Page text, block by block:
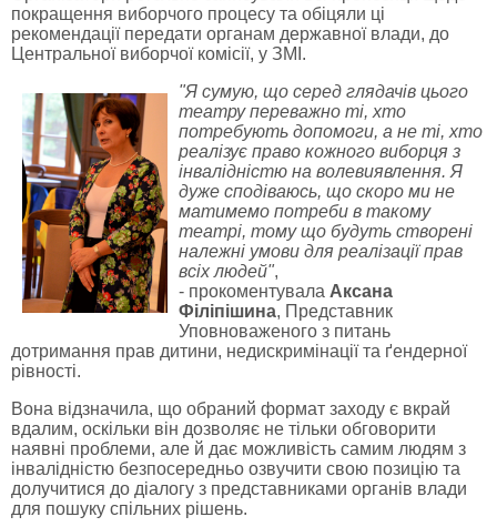
покращення виборчого процесу та обіцяли ці
рекомендації передати органам державної влади, до
Центральної виборчої комісії, у ЗМІ.
"Я сумую, що серед глядачів цього
театру переважно ті, хто
потребують допомоги, а не ті, хто
реалізує право кожного виборця з
інвалідністю на волевиявлення. Я
дуже сподіваюсь, що скоро ми не
матимемо потреби в такому
театрі, тому що будуть створені
належні умови для реалізації прав
всіх людей",
- прокоментувала Аксана
Філіпішина, Представник
Уповноваженого з питань
дотримання прав дитини, недискримінації та ґендерної
рівності.
Вона відзначила, що обраний формат заходу є вкрай
вдалим, оскільки він дозволяє не тільки обговорити
наявні проблеми, але й дає можливість самим людям з
інвалідністю безпосередньо озвучити свою позицію та
долучитися до діалогу з представниками органів влади
для пошуку спільних рішень.